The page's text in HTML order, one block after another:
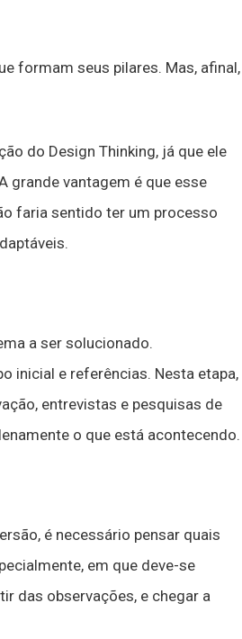
formam seus pilares. Mas, afinal,
do Design Thinking, já que ele
grande vantagem é que esse
faria sentido ter um processo
a ser solucionado.
inicial e referências. Nesta etapa,
entrevistas e pesquisas de
o que está acontecendo.
é necessário pensar quais
em que deve-se
das observações, e chegar a